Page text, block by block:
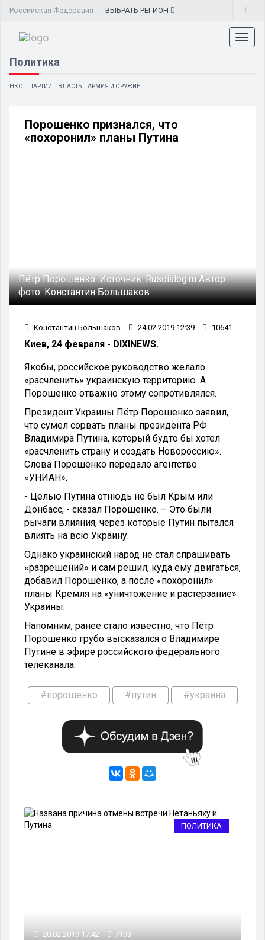
Российская Федерация ВЫБРАТЬ РЕГИОН
Политика
НКО ПАРТИИ ВЛАСТЬ АРМИЯ И ОРУЖИЕ
Порошенко признался, что
«похоронил» планы Путина
Пётр Порошенко.Источник:Rusdialog.ruАвтор
фото:Константин Большаков
Константин Большаков 24.02.2019 12:39 10641
Киев, 24 февраля - DIXINEWS.
Якобы, российское руководство желало
«расчленить» украинскую территорию. А
Порошенко отважно этому сопротивлялся.
Президент Украины Пётр Порошенко заявил,
что сумел сорвать планы президента РФ
Владимира Путина, который будто бы хотел
«расчленить страну и создать Новороссию».
Слова Порошенко передало агентство
«УНИАН».
- Целью Путина отнюдь не был Крым или
Донбасс, - сказал Порошенко. – Это были
рычаги влияния, через которые Путин пытался
влиять на всю Украину.
Однако украинский народ не стал спрашивать
«разрешений» и сам решил, куда ему двигаться,
добавил Порошенко, а после «похоронил»
планы Кремля на «уничтожение и растерзание»
Украины.
Напомним, ранее стало известно, что Пётр
Порошенко грубо высказался о Владимире
Путине в эфире российского федерального
телеканала.
#порошенко #путин #украина
ПОЛИТИКА
20.02.2019 17:42 7193